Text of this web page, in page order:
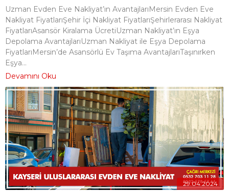
Uzman Evden Eve Nakliyat’ın AvantajlarıMersin Evden Eve
Nakliyat FiyatlarıŞehir İçi Nakliyat FiyatlarıŞehirlerarası Nakliyat
FiyatlarıAsansör Kiralama ÜcretiUzman Nakliyat’ın Eşya
Depolama AvantajlarıUzman Nakliyat ile Eşya Depolama
FiyatlarıMersin’de Asansörlü Ev Taşıma AvantajlarıTaşınırken
Eşya...
Devamını Oku
29.04.2024